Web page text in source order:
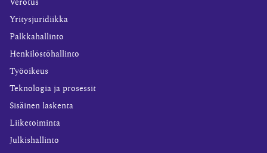
Verotus
Yritysjuridiikka
Palkkahallinto
Henkilöstöhallinto
Työoikeus
Teknologia ja prosessit
Sisäinen laskenta
Liiketoiminta
Julkishallinto